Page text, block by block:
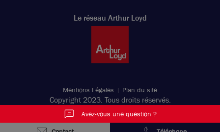
Le réseau Arthur Loyd
Mentions Légales Plan du site
Copyright 2023. Tous droits réservés.
Avez-vous une question ?